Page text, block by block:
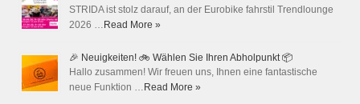
STRIDA ist stolz darauf, an der Eurobike fahrstil Trendlounge
2026 …Read More »
🎉 Neuigkeiten! 🚲 Wählen Sie Ihren Abholpunkt 📦
Hallo zusammen! Wir freuen uns, Ihnen eine fantastische
neue Funktion …Read More »